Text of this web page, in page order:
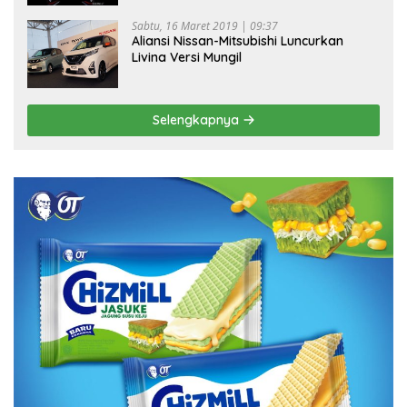
Sabtu, 16 Maret 2019 | 09:37
Aliansi Nissan-Mitsubishi Luncurkan
Livina Versi Mungil
Selengkapnya